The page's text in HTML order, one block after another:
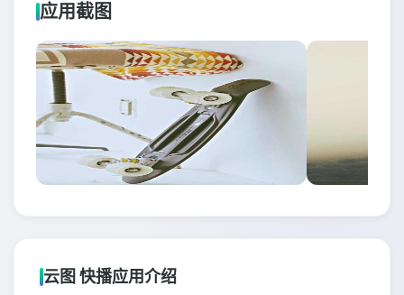
应用截图
云图 快播应用介绍